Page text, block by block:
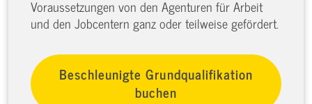
Voraussetzungen von den Agenturen für Arbeit
und den Jobcentern ganz oder teilweise gefördert.
Beschleunigte Grundqualifikation
buchen